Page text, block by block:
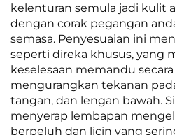
kelenturan semula jadi kulit
dengan corak pegangan
semasa. Penyesuaian ini
seperti direka khusus, yang
keselesaan memandu
mengurangkan tekanan
tangan, dan lengan bawah.
menyerap lembapan
berpeluh dan licin yang